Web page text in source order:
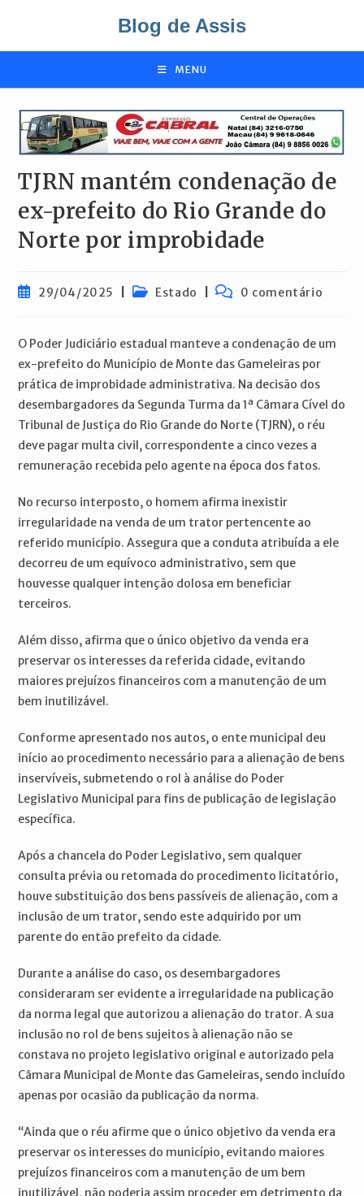
o
Blog de Assis
MENU
TJRN mantém condenação de
ex-prefeito do Rio Grande do
Norte por improbidade
Post29/04/2025
Categoria
Estado
Comentários
0 comentário
O Poder Judiciário estadual manteve a condenação de um
ex-prefeito do Município de Monte das Gameleiras por
prática de improbidade administrativa. Na decisão dos
desembargadores da Segunda Turma da 1ª Câmara Cível do
Tribunal de Justiça do Rio Grande do Norte (TJRN), o réu
deve pagar multa civil, correspondente a cinco vezes a
remuneração recebida pelo agente na época dos fatos.
No recurso interposto, o homem afirma inexistir
irregularidade na venda de um trator pertencente ao
referido município. Assegura que a conduta atribuída a ele
decorreu de um equívoco administrativo, sem que
houvesse qualquer intenção dolosa em beneficiar
terceiros.
Além disso, afirma que o único objetivo da venda era
preservar os interesses da referida cidade, evitando
maiores prejuízos financeiros com a manutenção de um
bem inutilizável.
Conforme apresentado nos autos, o ente municipal deu
início ao procedimento necessário para a alienação de bens
inservíveis, submetendo o rol à análise do Poder
Legislativo Municipal para fins de publicação de legislação
específica.
Após a chancela do Poder Legislativo, sem qualquer
consulta prévia ou retomada do procedimento licitatório,
houve substituição dos bens passíveis de alienação, com a
inclusão de um trator, sendo este adquirido por um
parente do então prefeito da cidade.
Durante a análise do caso, os desembargadores
consideraram ser evidente a irregularidade na publicação
da norma legal que autorizou a alienação do trator. A sua
inclusão no rol de bens sujeitos à alienação não se
constava no projeto legislativo original e autorizado pela
Câmara Municipal de Monte das Gameleiras, sendo incluído
apenas por ocasião da publicação da norma.
“Ainda que o réu afirme que o único objetivo da venda era
preservar os interesses do município, evitando maiores
prejuízos financeiros com a manutenção de um bem
inutilizável, não poderia assim proceder em detrimento da